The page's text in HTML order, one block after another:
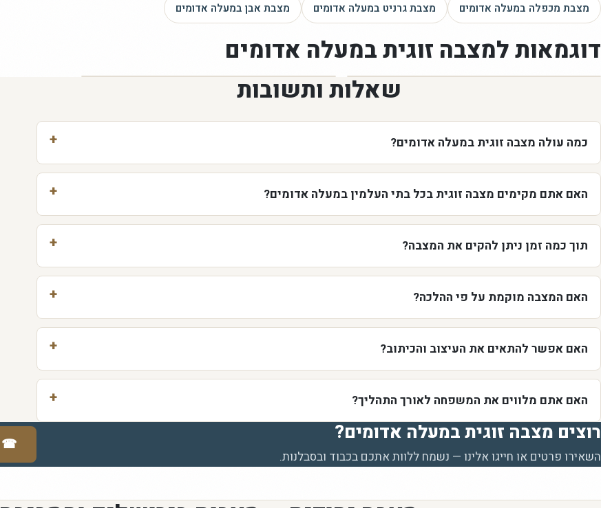
מצבת מכפלה במעלה אדומים מצבת גרניט במעלה אדומים מצבת אבן במעלה אדומים
דוגמאות למצבה זוגיתבמעלה אדומים
שאלות ותשובות
כמה עולה מצבה זוגית במעלה אדומים?
האם אתם מקימים מצבה זוגית בכל בתי העלמין במעלה אדומים?
תוך כמה זמן ניתן להקים את המצבה?
האם המצבה מוקמת על פי ההלכה?
האם אפשר להתאים את העיצוב והכיתוב?
האם אתם מלווים את המשפחה לאורך התהליך?
רוצים מצבה זוגית במעלה אדומים?
השאירו פרטים או חייגו אלינו — נשמח ללוות אתכם בכבוד ובסבלנות.
☎